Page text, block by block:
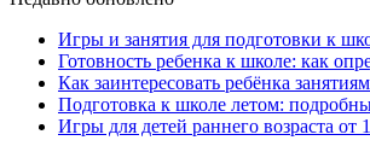
Игры и занятия для подготовки к
Готовность ребенка к школе: как
Как заинтересовать ребёнка
Подготовка к школе летом:
Игры для детей раннего возраста от